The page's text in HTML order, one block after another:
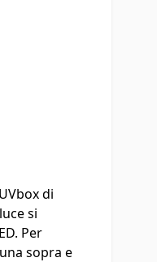
di
si
Per
sopra e